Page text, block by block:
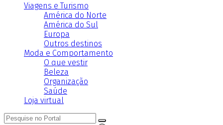
Viagens e Turismo
América do Norte
América do Sul
Europa
Outros destinos
Moda e Comportamento
O que vestir
Beleza
Organização
Saúde
Loja virtual